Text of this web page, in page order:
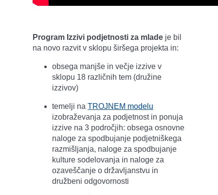
Program Izzivi podjetnosti za mlade je bil
na novo razvit v sklopu širšega projekta in:
obsega manjše in večje izzive v
sklopu 18 različnih tem (družine
izzivov)
temelji naTROJNEM modelu
izobraževanja za podjetnost in ponuja
izzive na 3 področjih: obsega osnovne
naloge za spodbujanje podjetniškega
razmišljanja, naloge za spodbujanje
kulture sodelovanja in naloge za
ozaveščanje o državljanstvu in
družbeni odgovornosti